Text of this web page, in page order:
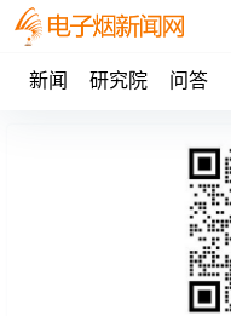
新闻 研究院 问答